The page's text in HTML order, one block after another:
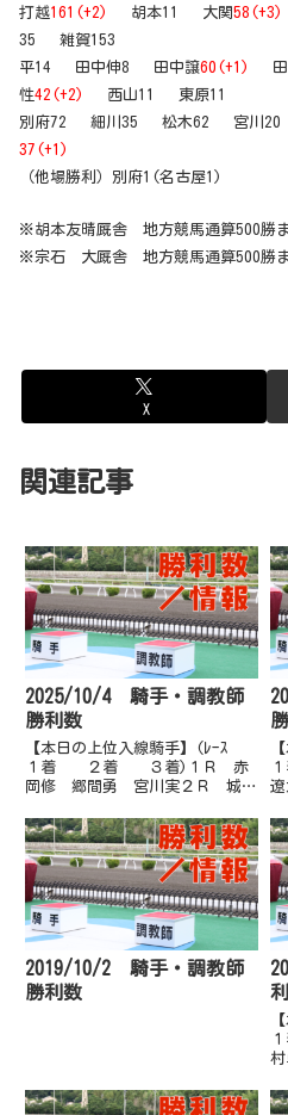
打越161(+2) 胡本11 大関58(+3)
35 雑賀153
平14 田中伸8 田中譲60(+1) 田
性42(+2)
西山11 東原11
別府72 細川35 松木62 宮川
37(+1)
（他場勝利）別府1(名古屋1)
※胡本友晴厩舎 地方競馬通算500勝
※宗石 大厩舎 地方競馬通算500勝ま
X
関連記事
2025/10/4 騎手・調教師
勝利数
【本日の上位入線騎手】(ﾚｰｽ
１着 ２着 ３着)１Ｒ 赤
岡修 郷間勇 宮川実２Ｒ 城野
基 山崎雅 多田誠４Ｒ 永森
大 多田誠 岡村卓５Ｒ 井上
瑛 永森大 畑中信６Ｒ 畑中
信 阿部基 郷間勇７Ｒ 永森
大 上...
2019/10/2 騎手・調教師
勝利数